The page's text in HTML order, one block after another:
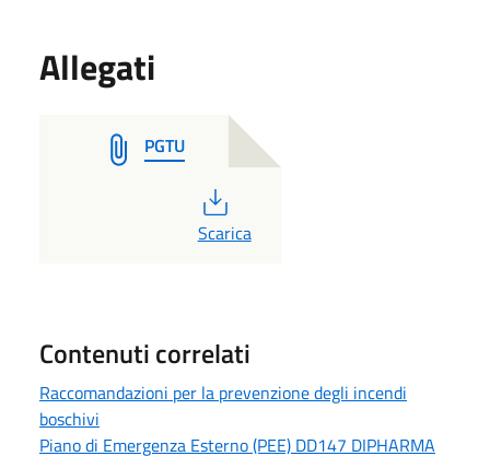
Allegati
PGTU
PDF
Scarica
Contenuti correlati
Raccomandazioni per la prevenzione degli incendi
boschivi
Piano di Emergenza Esterno (PEE) DD147 DIPHARMA